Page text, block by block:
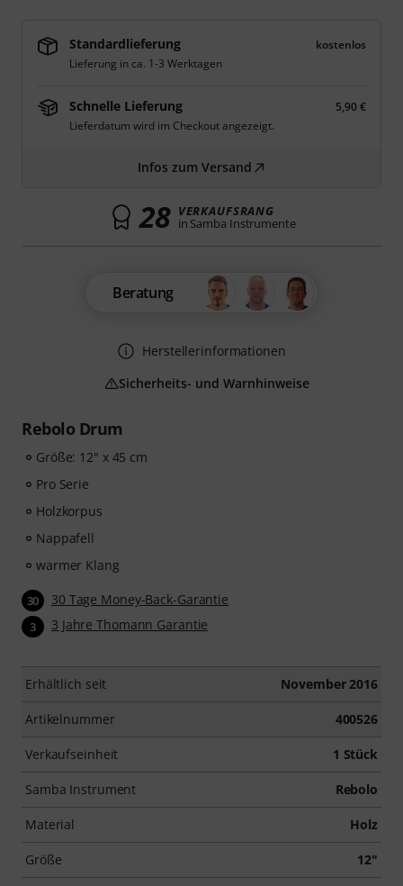
Rebolo Drum
Größe: 12" x 45 cm
Pro Serie
Holzkorpus
Nappafell
warmer Klang
30 30 Tage Money-Back-Garantie
3 3 Jahre Thomann Garantie
Erhältlich seit November 2016
Artikelnummer 400526
Verkaufseinheit 1 Stück
Samba Instrument Rebolo
Material Holz
Größe 12"
Standardlieferung
kostenlos
Lieferung in ca. 1-3 Werktagen
Schnelle Lieferung
5,90 €
Lieferdatum wird im Checkout angezeigt.
Infos zum Versand
28 VERKAUFSRANG
in Samba Instrumente
Beratung
Herstellerinformationen
Sicherheits- und Warnhinweise